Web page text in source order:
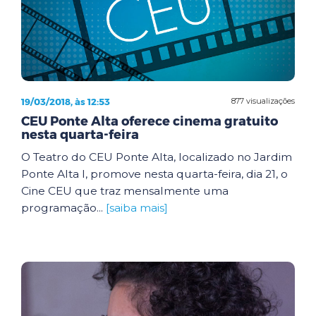
877 visualizações
19/03/2018, às 12:53
CEU Ponte Alta oferece cinema gratuito
nesta quarta-feira
O Teatro do CEU Ponte Alta, localizado no Jardim
Ponte Alta I, promove nesta quarta-feira, dia 21, o
Cine CEU que traz mensalmente uma
programação... [saiba mais]